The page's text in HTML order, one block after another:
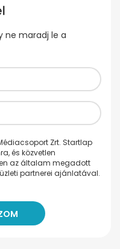
ne maradj le a
Zrt. Startlap
és közvetlen
az általam megadott
partnerei ajánlatával.